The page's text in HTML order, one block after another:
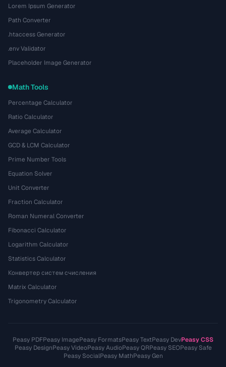
Lorem Ipsum Generator
Path Converter
.htaccess Generator
.env Validator
Placeholder Image Generator
Math Tools
Percentage Calculator
Ratio Calculator
Average Calculator
GCD & LCM Calculator
Prime Number Tools
Equation Solver
Unit Converter
Fraction Calculator
Roman Numeral Converter
Fibonacci Calculator
Logarithm Calculator
Statistics Calculator
Конвертер систем счисления
Matrix Calculator
Trigonometry Calculator
Peasy PDFPeasy ImagePeasy FormatsPeasy TextPeasy DevPeasy CSS
Peasy DesignPeasy VideoPeasy AudioPeasy QRPeasy SEOPeasy Safe
Peasy SocialPeasy MathPeasy Gen